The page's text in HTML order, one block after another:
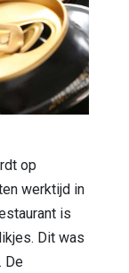
op
werktijd in
is
Dit was
De